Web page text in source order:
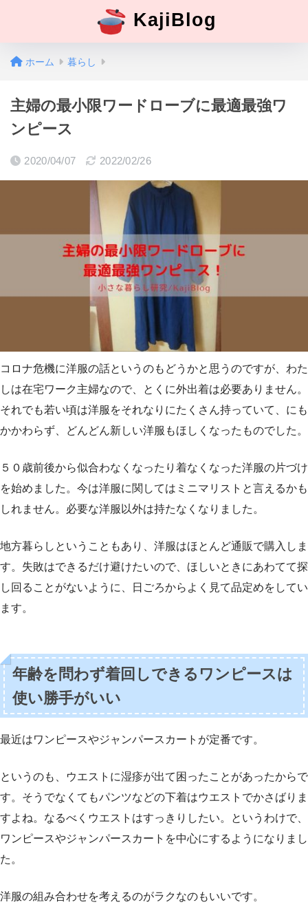
KajiBlog
ホーム 暮らし
主婦の最小限ワードローブに最適最強ワ
ンピース
2020/04/07 2022/02/26
コロナ危機に洋服の話というのもどうかと思うのですが、わた
しは在宅ワーク主婦なので、とくに外出着は必要ありません。
それでも若い頃は洋服をそれなりにたくさん持っていて、にも
かかわらず、どんどん新しい洋服もほしくなったものでした。
５０歳前後から似合わなくなったり着なくなった洋服の片づけ
を始めました。今は洋服に関してはミニマリストと言えるかも
しれません。必要な洋服以外は持たなくなりました。
地方暮らしということもあり、洋服はほとんど通販で購入しま
す。失敗はできるだけ避けたいので、ほしいときにあわてて探
し回ることがないように、日ごろからよく見て品定めをしてい
ます。
年齢を問わず着回しできるワンピースは
使い勝手がいい
最近はワンピースやジャンパースカートが定番です。
というのも、ウエストに湿疹が出て困ったことがあったからで
す。そうでなくてもパンツなどの下着はウエストでかさばりま
すよね。なるべくウエストはすっきりしたい。というわけで、
ワンピースやジャンパースカートを中心にするようになりまし
た。
洋服の組み合わせを考えるのがラクなのもいいです。